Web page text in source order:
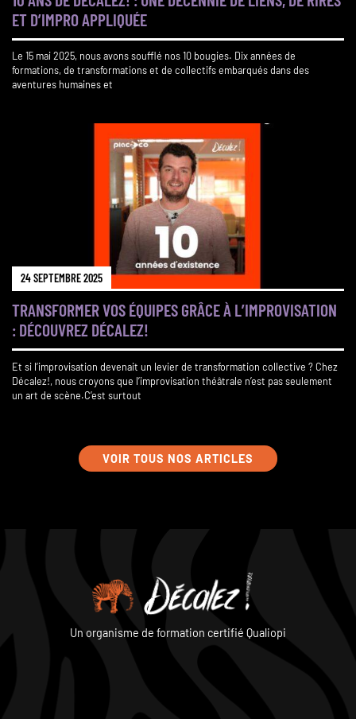
ET D’IMPRO APPLIQUÉE
Le 15 mai 2025, nous avons soufflé nos 10 bougies. Dix années de
formations, de transformations et de collectifs embarqués dans des
aventures humaines et
24 SEPTEMBRE 2025
TRANSFORMER VOS ÉQUIPES GRÂCE À L’IMPROVISATION
: DÉCOUVREZ DÉCALEZ!
Et si l’improvisation devenait un levier de transformation collective ? Chez
Décalez!, nous croyons que l’improvisation théâtrale n’est pas seulement
un art de scène.C’est surtout
VOIR TOUS NOS ARTICLES
Un organisme de formation certifié Qualiopi